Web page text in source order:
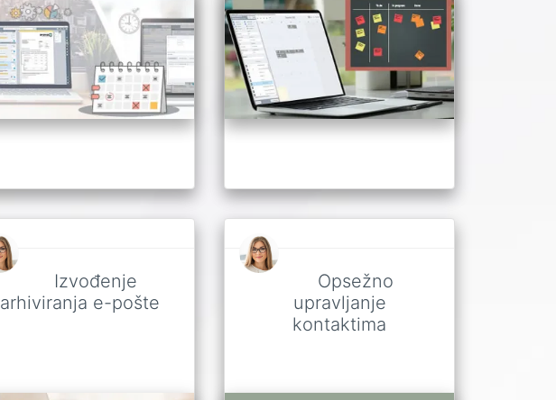
Izvođenje
arhiviranja e-pošte
Opsežno
upravljanje
kontaktima